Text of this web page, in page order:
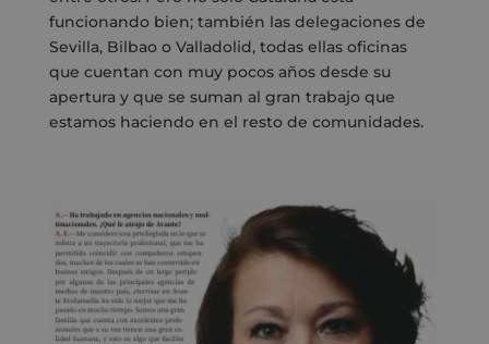
funcionando bien; también las delegaciones de
Sevilla, Bilbao o Valladolid, todas ellas oficinas
que cuentan con muy pocos años desde su
apertura y que se suman al gran trabajo que
estamos haciendo en el resto de comunidades.